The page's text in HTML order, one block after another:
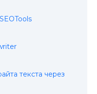
текста через